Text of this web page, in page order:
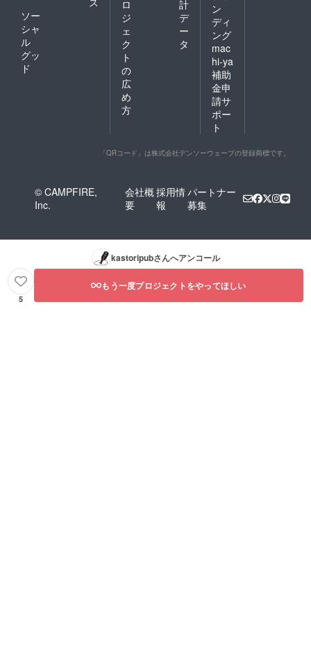
ソー
シャ
ル
グッ
ド
ロ
ジ
ェ
ク
ト
の
広
め
方
計
デ
ー
タ
ン
ディ
ング
mac
hi-ya
補助
金申
請サ
ポー
ト
「QRコード」は株式会社デンソーウェーブの登録商標です。
© CAMPFIRE,
Inc.
会社概
要
採用情
報
パートナー
募集
kastoripubさんへアンコール
5
もう一度プロジェクトをやってほしい